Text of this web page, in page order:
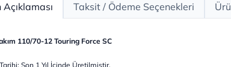
Açıklaması Taksit / Ödeme Seçenekleri
110/70-12 Touring Force SC
Son 1 Yıl İçinde Üretilmiştir.